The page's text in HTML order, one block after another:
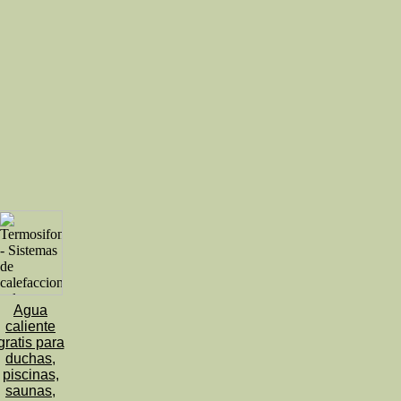
Agua
caliente
para
duchas,
piscinas,
saunas,